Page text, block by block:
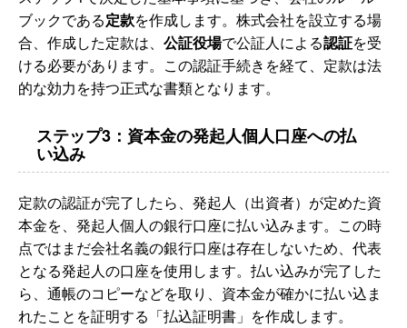
ブックである定款を作成します。株式会社を設立する場
合、作成した定款は、 公証役場で公証人による認証を受
ける必要があります。この認証手続きを経て、定款は法
的な効力を持つ正式な書類となります。
ステップ3：資本金の発起人個人口座への払
い込み
定款の認証が完了したら、発起人（出資者）が定めた資
本金を、発起人個人の銀行口座に払い込みます。この時
点ではまだ会社名義の銀行口座は存在しないため、代表
となる発起人の口座を使用します。払い込みが完了した
ら、通帳のコピーなどを取り、資本金が確かに払い込ま
れたことを証明する「払込証明書」を作成します。